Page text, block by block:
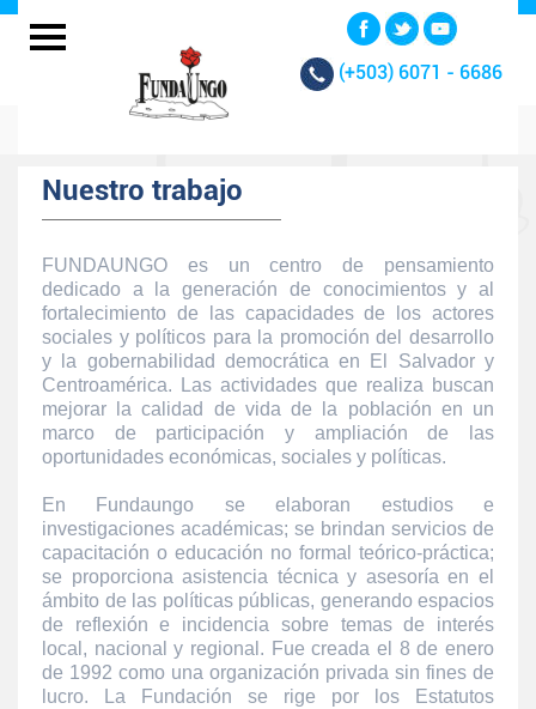
(+503) 6071 - 6686
Nuestro trabajo
FUNDAUNGO es un centro de pensamiento
dedicado a la generación de conocimientos y al
fortalecimiento de las capacidades de los actores
sociales y políticos para la promoción del desarrollo
y la gobernabilidad democrática en El Salvador y
Centroamérica. Las actividades que realiza buscan
mejorar la calidad de vida de la población en un
marco de participación y ampliación de las
oportunidades económicas, sociales y políticas.
En Fundaungo se elaboran estudios e
investigaciones académicas; se brindan servicios de
capacitación o educación no formal teórico-práctica;
se proporciona asistencia técnica y asesoría en el
ámbito de las políticas públicas, generando espacios
de reflexión e incidencia sobre temas de interés
local, nacional y regional. Fue creada el 8 de enero
de 1992 como una organización privada sin fines de
lucro. La Fundación se rige por los Estatutos